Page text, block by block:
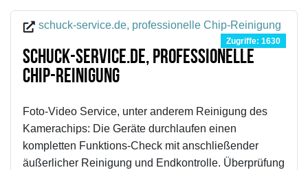
schuck-service.de, professionelle Chip-Reinigung
Zugriffe: 1630
schuck-service.de, professionelle
Chip-Reinigung
Foto-Video Service, unter anderem Reinigung des
Kamerachips: Die Geräte durchlaufen einen
kompletten Funktions-Check mit anschließender
äußerlicher Reinigung und Endkontrolle. Überprüfung